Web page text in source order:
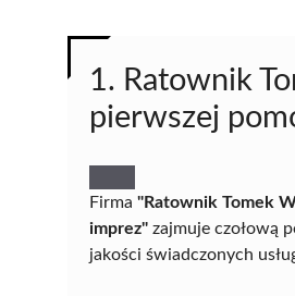
1. Ratownik
pierwszej
Firma "Ratownik Tomek
imprez" zajmuje czołową
jakości świadczonych